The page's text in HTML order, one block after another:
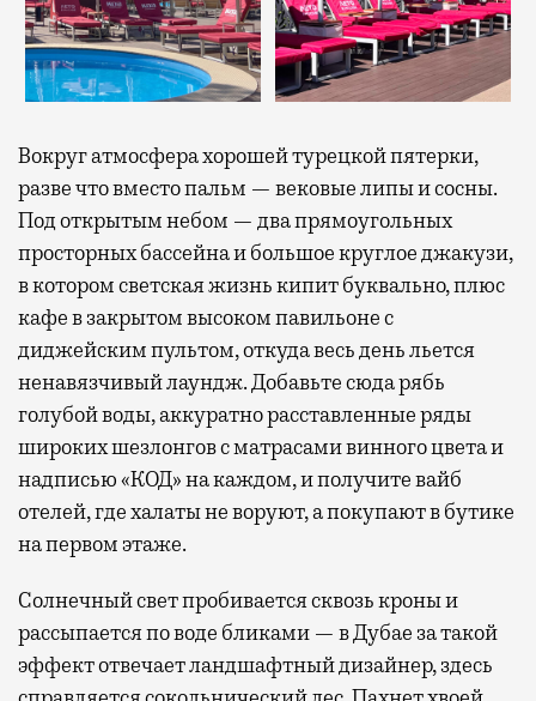
Вокруг атмосфера хорошей турецкой пятерки,
разве что вместо пальм — вековые липы и сосны.
Под открытым небом — два прямоугольных
просторных бассейна и большое круглое джакузи,
в котором светская жизнь кипит буквально, плюс
кафе в закрытом высоком павильоне с
диджейским пультом, откуда весь день льется
ненавязчивый лаундж. Добавьте сюда рябь
голубой воды, аккуратно расставленные ряды
широких шезлонгов с матрасами винного цвета и
надписью «КОД» на каждом, и получите вайб
отелей, где халаты не воруют, а покупают в бутике
на первом этаже.
Солнечный свет пробивается сквозь кроны и
рассыпается по воде бликами — в Дубае за такой
эффект отвечает ландшафтный дизайнер, здесь